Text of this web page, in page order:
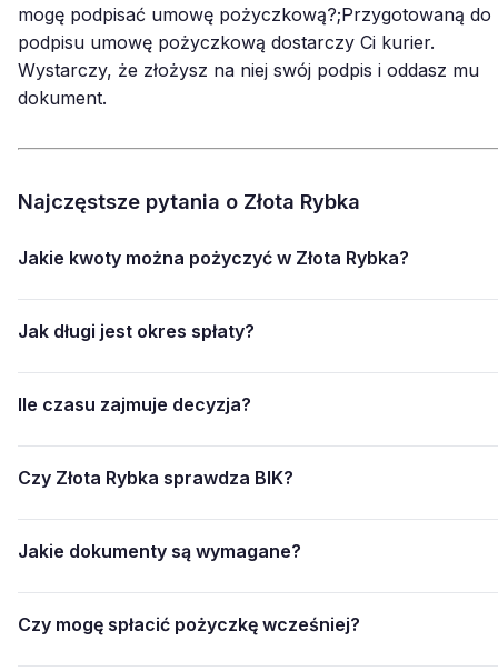
mogę podpisać umowę pożyczkową?;Przygotowaną do
podpisu umowę pożyczkową dostarczy Ci kurier.
Wystarczy, że złożysz na niej swój podpis i oddasz mu
dokument.
Najczęstsze pytania o Złota Rybka
Jakie kwoty można pożyczyć w Złota Rybka?
Jak długi jest okres spłaty?
Ile czasu zajmuje decyzja?
Czy Złota Rybka sprawdza BIK?
Jakie dokumenty są wymagane?
Czy mogę spłacić pożyczkę wcześniej?